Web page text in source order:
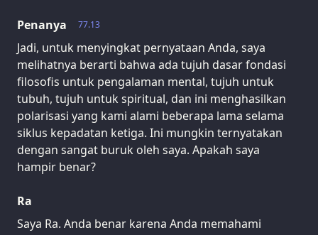
77.13
Penanya
Jadi, untuk menyingkat pernyataan Anda, saya
melihatnya berarti bahwa ada tujuh dasar fondasi
filosofis untuk pengalaman mental, tujuh untuk
tubuh, tujuh untuk spiritual, dan ini menghasilkan
polarisasi yang kami alami beberapa lama selama
siklus kepadatan ketiga. Ini mungkin ternyatakan
dengan sangat buruk oleh saya. Apakah saya
hampir benar?
Ra
Saya Ra. Anda benar karena Anda memahami